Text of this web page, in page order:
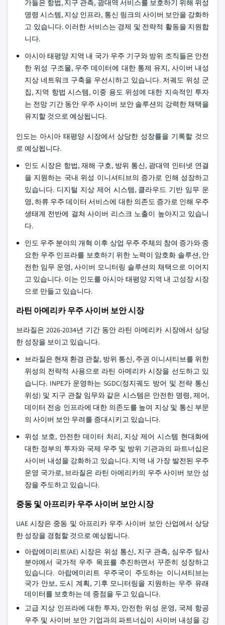
가들은 항법, 지구 관측, 광대역 서비스를 보호하기 위해 위성
명령 시스템, 지상 인프라, 통신 링크의 사이버 보안을 강화하
고 있습니다. 이러한 서비스는 경제 및 전략적 활동을 지원합
니다.
아시아 태평양 지역 내 국가 우주 기구와 방위 조직들은 안전
한 위성 구조물, 우주 데이터에 대한 통제 유지, 사이버 내성
지상 네트워크 구축을 우선시하고 있습니다. 저궤도 위성 군
집, 지역 항법 시스템, 이중 용도 위성에 대한 지속적인 투자
는 전망 기간 동안 우주 사이버 보안 솔루션의 강력한 채택을
유지할 것으로 예상됩니다.
인도는 아시아 태평양 시장에서 상당한 성장률을 기록할 것으
로 예상됩니다.
인도 시장은 항법, 재해 구호, 방위 통신, 광대역 인터넷 연결
을 지원하는 국내 위성 이니셔티브의 증가로 인해 성장하고
있습니다. 디지털 지상 제어 시스템, 클라우드 기반 임무 운
영, 하류 우주 데이터 서비스에 대한 의존도 증가로 인해 우주
생태계 전반에 걸쳐 사이버 리스크 노출이 높아지고 있습니
다.
인도 우주 분야의 개혁 이후 상업 우주 주체의 참여 증가와 중
요한 우주 인프라를 보호하기 위한 노력이 암호화 솔루션, 안
전한 임무 운영, 사이버 모니터링 솔루션의 채택으로 이어지
고 있습니다. 이는 인도를 아시아 태평양 지역 내 고성장 시장
으로 만들고 있습니다.
라틴 아메리카 우주 사이버 보안 시장
브라질은 2026-2034년 기간 동안 라틴 아메리카 시장에서 상당
한 성장을 보이고 있습니다.
브라질은 현재 환경 관찰, 방위 통신, 주권 이니셔티브를 위한
위성의 전략적 사용으로 라틴 아메리카 시장을 선도하고 있
습니다. INPE가 운영하는 SGDC(정지궤도 방어 및 전략 통신
위성) 및 지구 관찰 임무와 같은 시스템은 안전한 명령, 제어,
데이터 전송 인프라에 대한 의존도를 높여 지상 및 통신 부문
의 사이버 보안 우려를 증대시키고 있습니다.
위성 보호, 안전한 데이터 처리, 지상 제어 시스템 현대화에
대한 정부의 투자와 국제 우주 및 방위 기관과의 파트너십은
사이버 내성을 강화하고 있습니다. 지역 내 가장 발전된 우주
운영 국가로, 브라질은 라틴 아메리카의 우주 사이버 보안 성
장을 주도하고 있습니다.
중동 및 아프리카 우주 사이버 보안 시장
UAE 시장은 중동 및 아프리카 우주 사이버 보안 산업에서 상당
한 성장을 경험할 것으로 예상됩니다.
아랍에미리트(AE) 시장은 위성 통신, 지구 관측, 심우주 탐사
분야에서 국가적 우주 목표를 추진하면서 꾸준히 성장하고
있습니다. 아랍에미리트 우주국이 주도하는 이니셔티브는
국가 안보, 도시 계획, 기후 모니터링을 지원하는 우주 유래
데이터를 보호하는 데 중점을 두고 있습니다.
고급 지상 인프라에 대한 투자, 안전한 위성 운영, 국제 항공
우주 및 사이버 보안 기업과의 파트너십이 사이버 내성을 강